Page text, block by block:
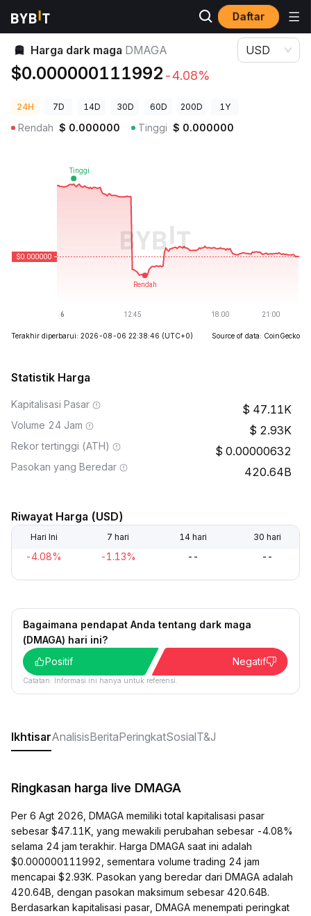
Daftar
Harga Kripto
Harga dark maga DMAGA
$0.000000111992 -4.08%
USD
24H 7D 14D 30D 60D 200D 1Y
Rendah $ 0.000000 Tinggi $ 0.000000
Terakhir diperbarui: 2026-08-06 22:38:46 (UTC+0) Source of data: CoinGecko
Statistik Harga
Kapitalisasi Pasar 47.11K
Volume 24 Jam 2.93K
Rekor tertinggi (ATH) 0.00000632
Pasokan yang Beredar 420.64B
Riwayat Harga (USD)
Hari Ini 7 hari 14 hari 30 hari
-4.08% -1.13% -- --
Bagaimana pendapat Anda tentang dark maga
(DMAGA) hari ini?
Positif
Negatif
Catatan: Informasi ini hanya untuk referensi.
IkhtisarAnalisisBeritaPeringkatSosialT&J
Ringkasan harga live DMAGA
Per 6 Agt 2026, DMAGA memiliki total kapitalisasi pasar
sebesar $47.11K, yang mewakili perubahan sebesar -4.08%
selama 24 jam terakhir. Harga DMAGA saat ini adalah
$0.000000111992, sementara volume trading 24 jam
mencapai $2.93K. Pasokan yang beredar dari DMAGA adalah
420.64B, dengan pasokan maksimum sebesar 420.64B.
Berdasarkan kapitalisasi pasar, DMAGA menempati peringkat